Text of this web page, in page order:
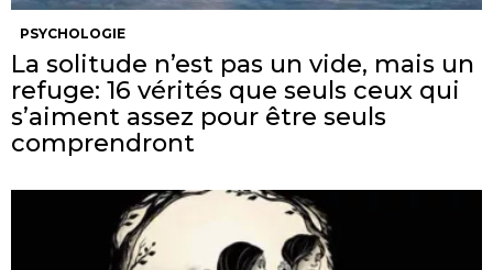
PSYCHOLOGIE
La solitude n’est pas un vide, mais un
refuge: 16 vérités que seuls ceux qui
s’aiment assez pour être seuls
comprendront